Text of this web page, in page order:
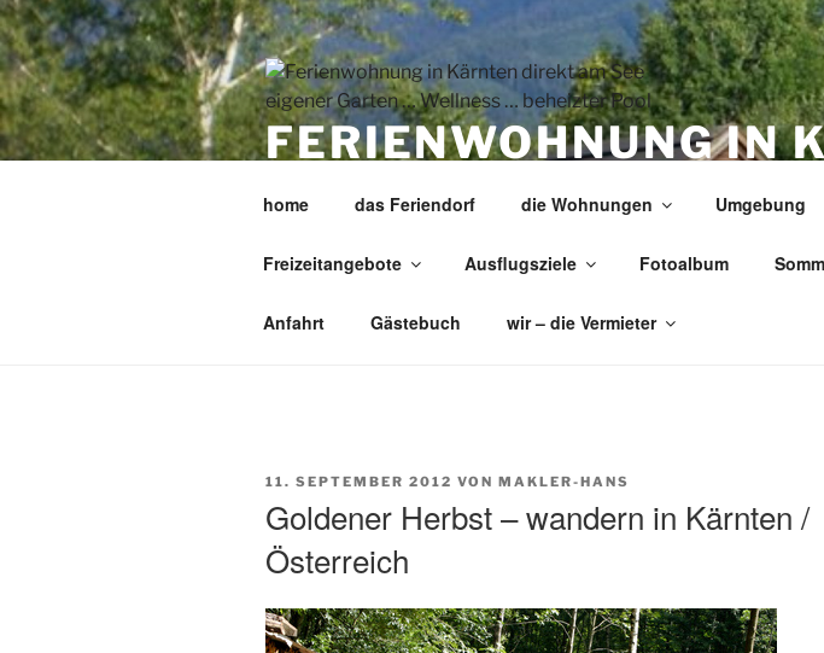
Zum
Inhalt
springen
FERIENWOHNUNG IN
SEE EIGENER
BEHEIZTER POOL
home das Feriendorf die Wohnungen Umgebung
Freizeitangebote Ausflugsziele Fotoalbum
Anfahrt Gästebuch wir – die Vermieter
VERÖFFENTLICHT
11. SEPTEMBER 2012 VON MAKLER-HANS
Goldener Herbst – wandern in Kärnten /
Österreich